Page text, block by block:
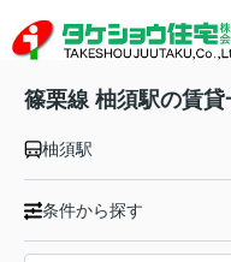
篠栗線 柚須駅の賃貸
柚須駅
条件から探す